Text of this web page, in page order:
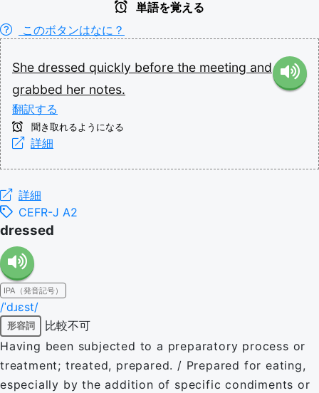
単語を覚える
このボタンはなに？
She dressed quickly before the meeting and
grabbed her notes.
翻訳する
聞き取れるようになる
詳細
詳細
CEFR-J A2
dressed
IPA（発音記号）
/ˈdɹɛst/
形容詞
比較不可
Having been subjected to a preparatory process or
treatment; treated, prepared. / Prepared for eating,
especially by the addition of specific condiments or